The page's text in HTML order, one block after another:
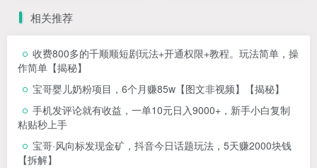
相关推荐
收费800多的千顺顺短剧玩法+开通权限+教程。玩法简单，操
作简单【揭秘】
宝哥婴儿奶粉项目，6个月赚85w【图文非视频】【揭秘】
手机发评论就有收益，一单10元日入9000+，新手小白复制
粘贴秒上手
宝哥·风向标发现金矿，抖音今日话题玩法，5天赚2000块钱
【拆解】